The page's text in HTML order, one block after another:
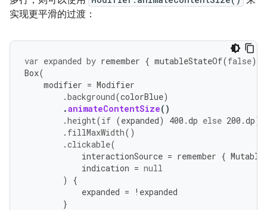
实现更平滑的过渡：
var expanded by remember { mutableStateOf(false)
Box(
modifier = Modifier
.background(colorBlue)
.animateContentSize()
.height(if (expanded) 400.dp else 200.dp)
. fillMaxWidth()
.clickable(
interactionSource = remember {
indication = null
)
{
expanded = ! expanded
}